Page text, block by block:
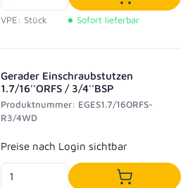
VPE: Stück
In den
Sofort lieferbar
Gerader Einschraubstutzen
1.7/16''ORFS / 3/4''BSP
Produktnummer: EGES1.7/16ORFS-
R3/4WD
Regulärer Preis:
Preise nach Login sichtbar